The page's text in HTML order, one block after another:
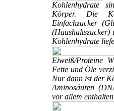
Kohlenhydrate
Körper. Die
Einfachzucker
(Haushaltszucker)
Kohlenhydrate
Eiweiß/Proteine
Fette und Öle
Nur dann ist der
Aminosäuren
vor allem